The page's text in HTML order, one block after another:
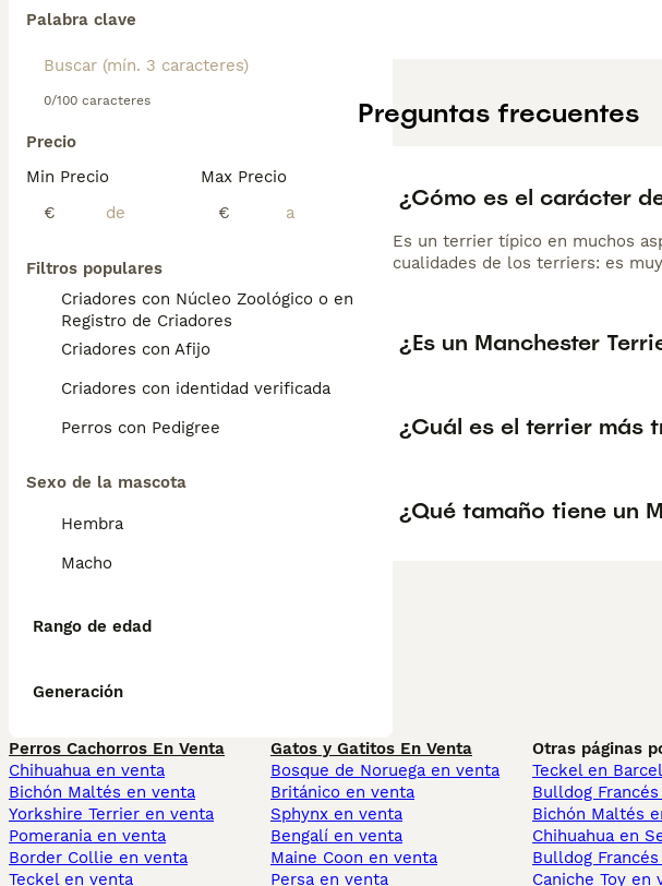
Palabra clave
0/100 caracteres
Precio
Min Precio
€
Max Precio
€
Filtros populares
Criadores con Núcleo Zoológico o en el
Registro de Criadores
Criadores con Afijo
Criadores con identidad verificada
Perros con Pedigree
Sexo de la mascota
Hembra
Macho
Rango de edad
Generación
Preguntas frecuentes
¿Cómo es el carácter
Es un terrier típico en muchos
cualidades de los terriers: es
¿Es un Manchester
¿Cuál es el terrier más
¿Qué tamaño tiene un
Perros Cachorros En Venta
Chihuahua en venta
Bichón Maltés en venta
Yorkshire Terrier en venta
Pomerania en venta
Border Collie en venta
Teckel en venta
Gatos y Gatitos En Venta
Bosque de Noruega en venta
Británico en venta
Sphynx en venta
Bengalí en venta
Maine Coon en venta
Persa en venta
Otras páginas
Teckel en
Bulldog
Bichón Maltés
Chihuahua en
Bulldog
Caniche Toy en